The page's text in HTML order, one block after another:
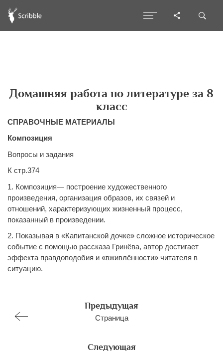
Домашняя работа по литературе за 8
класс
СПРАВОЧНЫЕ МАТЕРИАЛЫ
Композиция
Вопросы и задания
К стр.374
1. Композиция— построение художественного
произведения, организация образов, их связей и
отношений, характеризующих жизненный процесс,
показанный в произведении.
2. Показывая в «Капитанской дочке» сложное историческое
событие с помощью рассказа Гринёва, автор достигает
эффекта правдоподобия и «вживлённости» читателя в
ситуацию.
Предыдущая
Страница
Следующая